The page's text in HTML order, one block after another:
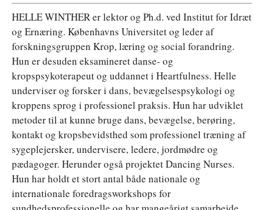
HELLE WINTHER er lektor og Ph.d. ved Institut for Idræt
og Ernæring. Københavns Universitet og leder af
forskningsgruppen Krop, læring og social forandring.
Hun er desuden eksamineret danse- og
kropspsykoterapeut og uddannet i Heartfulness. Helle
underviser og forsker i dans, bevægelsespsykologi og
kroppens sprog i professionel praksis. Hun har udviklet
metoder til at kunne bruge dans, bevægelse, berøring,
kontakt og kropsbevidsthed som professionel træning af
sygeplejersker, undervisere, ledere, jordmødre og
pædagoger. Herunder også projektet Dancing Nurses.
Hun har holdt et stort antal både nationale og
internationale foredragsworkshops for